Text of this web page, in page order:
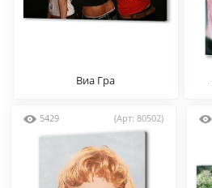
Виа Гра
5429 (Арт: 80502)